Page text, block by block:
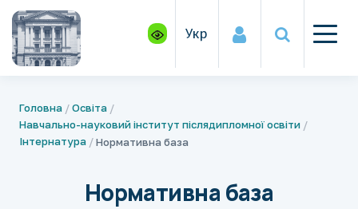
Укр
Головна
Освіта
Навчально-науковий інститут післядипломної освіти
Інтернатура
Нормативна база
Нормативна база